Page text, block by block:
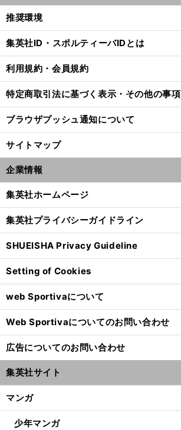
推奨環境
集英社ID・スポルティーバIDとは
利用規約・会員規約
特定商取引法に基づく表示・その他の事項
ブラウザプッシュ通知について
サイトマップ
企業情報
集英社ホームページ
集英社プライバシーガイドライン
SHUEISHA Privacy Guideline
Setting of Cookies
web Sportivaについて
Web Sportivaについてのお問い合わせ
広告についてのお問い合わせ
集英社サイト
マンガ
少年マンガ